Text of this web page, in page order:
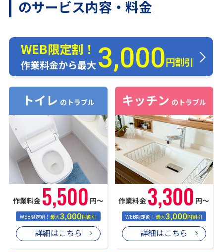
のサービス内容・料金
WEB限定割！
作業料金から最大3,000円割引
トイレ のトラブル
作業料金 5,500 円〜
WEB限定割！最大3,000円割引
詳細はこちら
キッチン のトラブル
作業料金 3,300 円〜
WEB限定割！最大3,000円割引
詳細はこちら